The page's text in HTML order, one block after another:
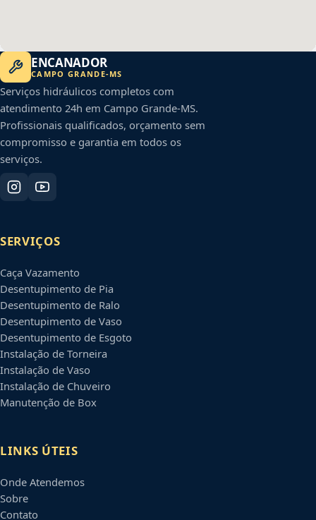
ENCANADOR
CAMPO GRANDE-MS
Serviços hidráulicos completos com
atendimento 24h em Campo Grande-MS.
Profissionais qualificados, orçamento sem
compromisso e garantia em todos os
serviços.
SERVIÇOS
Caça Vazamento
Desentupimento de Pia
Desentupimento de Ralo
Desentupimento de Vaso
Desentupimento de Esgoto
Instalação de Torneira
Instalação de Vaso
Instalação de Chuveiro
Manutenção de Box
LINKS ÚTEIS
Onde Atendemos
Sobre
Contato